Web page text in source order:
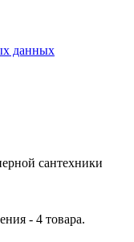
данных
сантехники
- 4 товара.